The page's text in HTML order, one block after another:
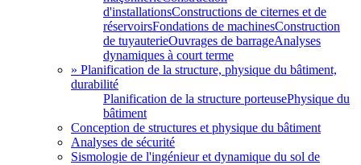
d'installationsConstructions de citernes et de
réservoirsFondations de machinesConstruction
de tuyauterieOuvrages de barrageAnalyses
dynamiques à court terme
» Planification de la structure, physique du bâtiment,
durabilité
Planification de la structure porteusePhysique du
bâtiment
Conception de structures et physique du bâtiment
Analyses de sécurité
Sismologie de l'ingénieur et dynamique du sol de